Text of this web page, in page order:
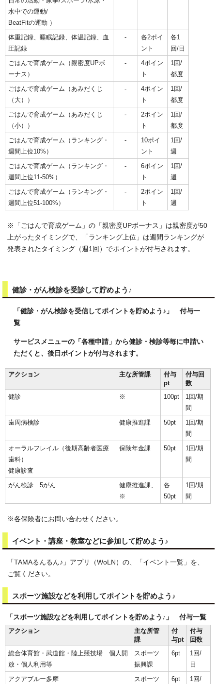
水中での運動/
BeatFitの運動 ）
体重記録、睡眠記録、体温記録、血
圧記録
-
各2ポイ
ント
各1
回/日
ごはんで育成ゲーム（親密度UPボ
ーナス）
-
4ポイン
ト
1回/
都度
ごはんで育成ゲーム（あみだくじ
（大））
-
4ポイン
ト
1回/
都度
ごはんで育成ゲーム（あみだくじ
（小））
-
2ポイン
ト
1回/
都度
ごはんで育成ゲーム（ランキング・
週間上位10%）
-
10ポイ
ント
1回/
週
ごはんで育成ゲーム（ランキング・
週間上位11-50%）
-
6ポイン
ト
1回/
週
ごはんで育成ゲーム（ランキング・
週間上位51-100%）
-
2ポイン
ト
1回/
週
※「ごはんで育成ゲーム」の「親密度UPボーナス」は親密度が50
上がったタイミングで、「ランキング上位」は週間ランキングが
発表されたタイミング（週1回）でポイントが付与されます。
健診・がん検診を受診して貯めよう♪
「健診・がん検診を受信してポイントを貯めよう♪」 付与一
覧
サービスメニューの「各種申請」から健診・検診等毎に申請い
ただくと、後日ポイントが付与されます。
アクション 主な所管課
付与
pt
付与回
数
健診
※ 100pt
1回/期
間
歯周病検診
健康推進課 50pt
1回/期
間
オーラルフレイル（後期高齢者医療
歯科）
健康診査
保険年金課 50pt
1回/期
間
がん検診 5がん
健康推進課、
※
各
50pt
1回/期
間
※各保険者にお問い合わせください。
イベント・講座・教室などに参加して貯めよう♪
「TAMAるんるん♪」アプリ（WoLN）の、「イベント一覧」を、
ご覧ください。
スポーツ施設などを利用してポイントを貯めよう♪
「スポーツ施設などを利用してポイントを貯めよう♪」 付与一覧
アクション
主な所管
課
付
与pt
付与
回数
総合体育館・武道館・陸上競技場 個人開
放・個人利用等
スポーツ
振興課
6pt
1回/
日
アクアブルー多摩
スポーツ
6pt
1回/